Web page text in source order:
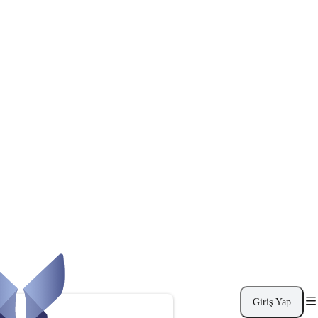
Giriş Yap